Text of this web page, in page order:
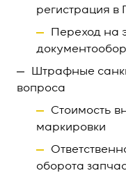
регистрация в
Переход на
Штрафные
вопроса
Стоимость
маркировки
оборота